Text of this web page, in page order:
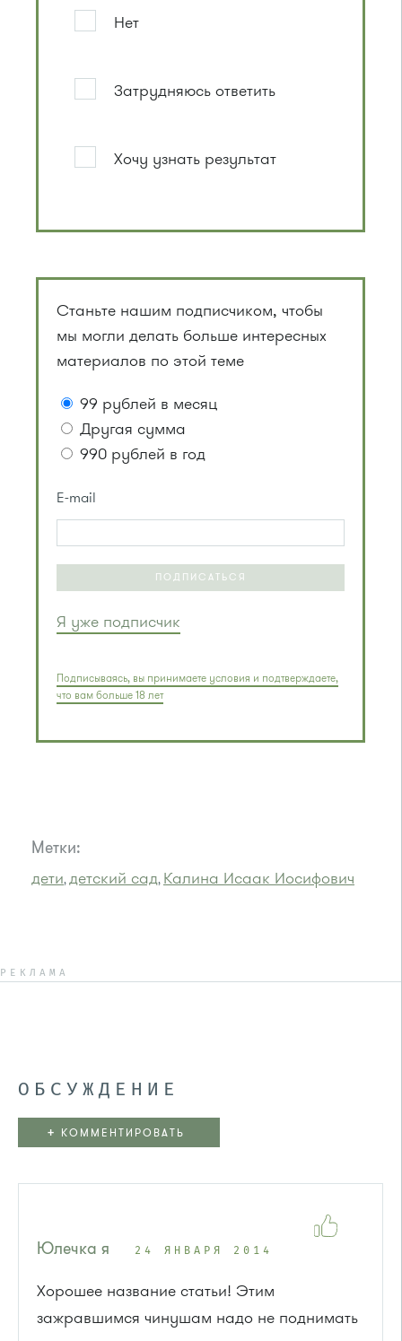
Нет
Затрудняюсь ответить
Хочу узнать результат
Станьте нашим подписчиком, чтобы
мы могли делать больше интересных
материалов по этой теме
99 рублей в месяц
Другая сумма
990 рублей в год
E-mail
ПОДПИСАТЬСЯ
Я уже подписчик
Подписываясь, вы принимаете условия и подтверждаете,
что вам больше 18 лет
Метки:
дети,детский сад, Калина Исаак Иосифович
РЕКЛАМА
ОБСУЖДЕНИЕ
+ КОММЕНТИРОВАТЬ
Юлечка я 24 ЯНВАРЯ 2014
Хорошее название статьи! Этим
зажравшимся чинушам надо не поднимать